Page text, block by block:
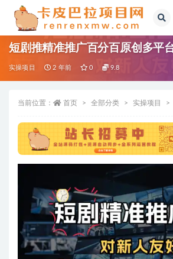
短剧推精准推广百分百原创多平
实操项目 2 年前 0 9.8
当前位置： 首页 全部分类 实操项目
全部